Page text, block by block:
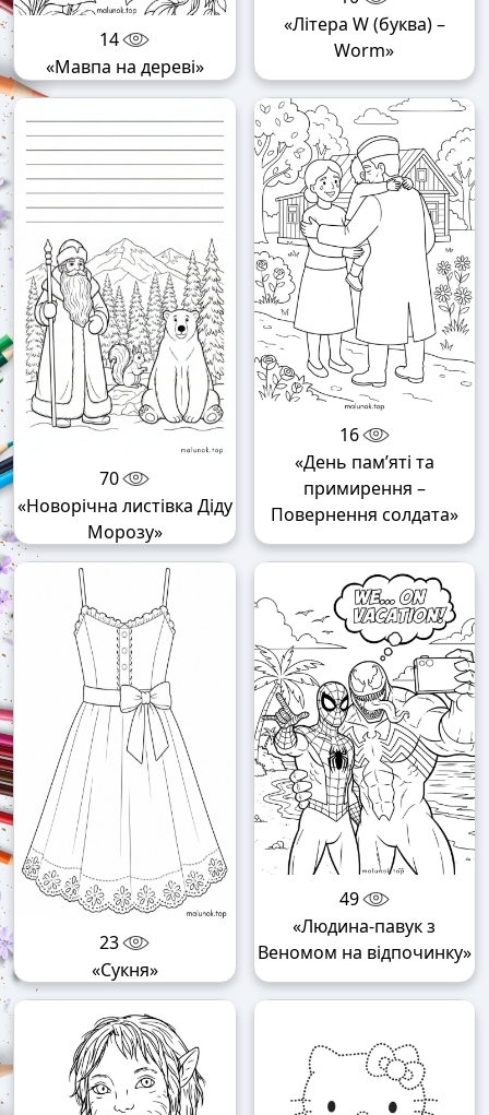
14
«Мавпа на дереві»
«Літера W (буква) –
Worm»
70
«Новорічна листівка Діду
Морозу»
16
«День пам’яті та
примирення –
Повернення солдата»
23
«Сукня»
49
«Людина-павук з
Веномом на відпочинку»